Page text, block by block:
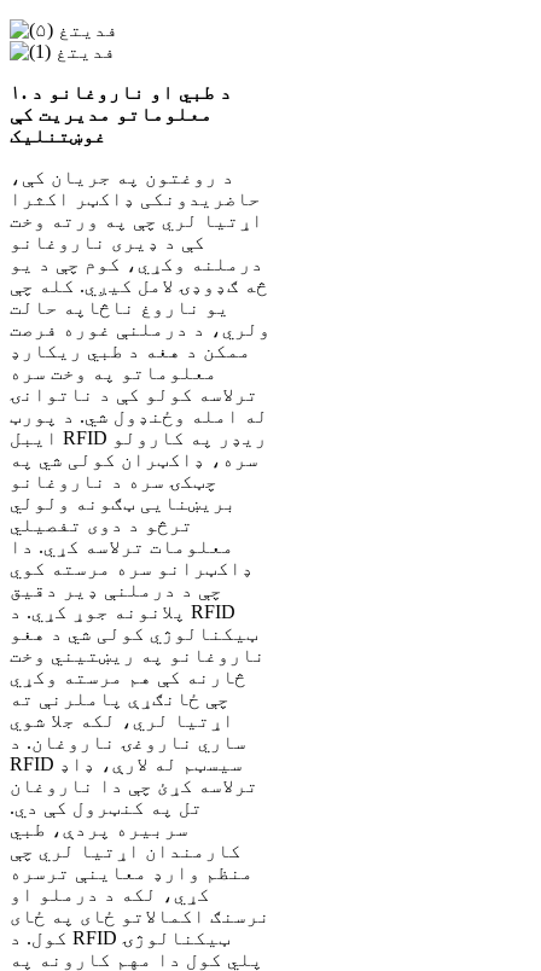
۱. د طبي او ناروغانو د
معلوماتو مدیریت کې
غوښتنلیک
د روغتون په جریان کې،
حاضریدونکی ډاکټر اکثرا
اړتیا لري چې په ورته وخت
کې د ډیری ناروغانو
درملنه وکړي، کوم چې د یو
څه ګډوډۍ لامل کیږي. کله چې
یو ناروغ ناڅاپه حالت
ولري، د درملنې غوره فرصت
ممکن د هغه د طبي ریکارډ
معلوماتو په وخت سره
ترلاسه کولو کې د ناتوانۍ
له امله وځنډول شي. د پورټ
ایبل RFID ریډر په کارولو
سره، ډاکټران کولی شي په
چټکۍ سره د ناروغانو
بریښنایی ټګونه ولولي
ترڅو د دوی تفصيلي
معلومات ترلاسه کړي. دا
ډاکټرانو سره مرسته کوي
چې د درملنې ډیر دقیق
پلانونه جوړ کړي. د RFID
ټیکنالوژي کولی شي د هغو
ناروغانو په ریښتیني وخت
څارنه کې هم مرسته وکړي
چې ځانګړې پاملرنې ته
اړتیا لري، لکه جلا شوي
ساري ناروغۍ ناروغان. د
RFID سیسټم له لارې، ډاډ
ترلاسه کړئ چې دا ناروغان
تل په کنټرول کې دي.
سربیره پردې، طبي
کارمندان اړتیا لري چې
منظم وارډ معاینې ترسره
کړي، لکه د درملو او
نرسنګ اکمالاتو ځای په ځای
کول. د RFID ټیکنالوژۍ
پلي کول دا مهم کارونه په